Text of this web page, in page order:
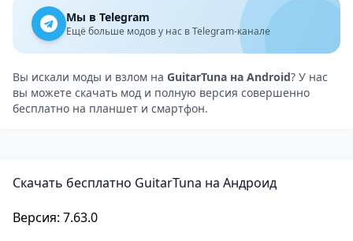
Высокая точность — работает на
профессиональном уровне.
Широкий функционал — тюнер, метроном и
упражнения в одном приложении.
Работает без интернета — настройка гитары
доступна даже в офлайн-режиме.
платной версии.
микрофонами на старых устройствах.
Мы в Telegram
Ещё больше модов у нас в Telegram-канале
Вы искали моды и взлом на GuitarTuna на Android? У нас
вы можете скачать мод и полную версия совершенно
бесплатно на планшет и смартфон.
Скачать бесплатно GuitarTuna на Андроид
Версия: 7.63.0